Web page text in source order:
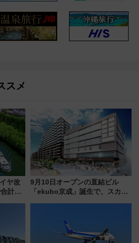
スメ
ヤ改
計
9月10日オープンの直結ビル
「ekubo京成」誕生で、スカイ
ント情報も公開！